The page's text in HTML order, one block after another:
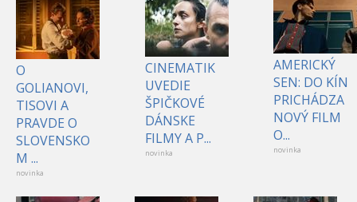
O
GOLIANOVI,
TISOVI A
PRAVDE O
SLOVENSKO
M ...
novinka
CINEMATIK
UVEDIE
ŠPIČKOVÉ
DÁNSKE
FILMY A P...
novinka
AMERICKÝ
SEN: DO KÍN
PRICHÁDZA
NOVÝ FILM
O...
novinka